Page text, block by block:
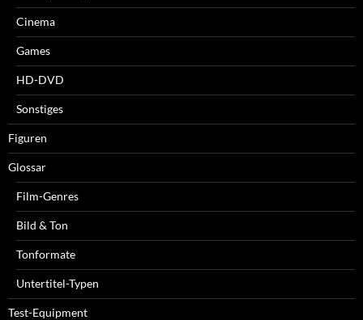
Cinema
Games
HD-DVD
Sonstiges
Figuren
Glossar
Film-Genres
Bild & Ton
Tonformate
Untertitel-Typen
Test-Equipment